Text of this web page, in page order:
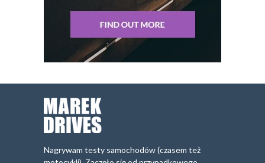
Nagrywam testy samochodów (czasem też